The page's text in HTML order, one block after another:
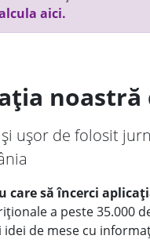
aici.
noastră
ușor de folosit
care să încerci
a peste 35.000
idei de mese cu